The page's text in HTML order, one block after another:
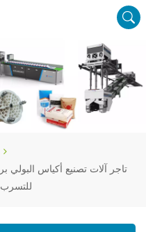
تاجر آلات تصنيع أكياس البولي
للتسرب